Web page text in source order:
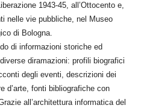
1943-45, all’Ottocento e,
nelle vie pubbliche, nel Museo
di Bologna.
di informazioni storiche ed
diramazioni: profili biografici
degli eventi, descrizioni dei
d’arte, fonti bibliografiche con
all’architettura informatica del